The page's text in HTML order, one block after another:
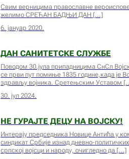
Свим верницима православне
желимо СРЕЋАН БАДЊИ ДАН
6. јануар 2020.
ДАН САНИТЕТСКЕ СЛУЖБЕ
Поводом 30.јула припадницима СнСл
се први пут помиње 1835 године,када је
здрављу војника. Сретењским Уставом
30. јул 2024.
НЕ ГУРАЈТЕ ДЕЦУ НА ВОЈСКУ!
Интервју председника Новице Антића у
синдикат Србије изнад дневно-
српској војсци и народу, очигледно да